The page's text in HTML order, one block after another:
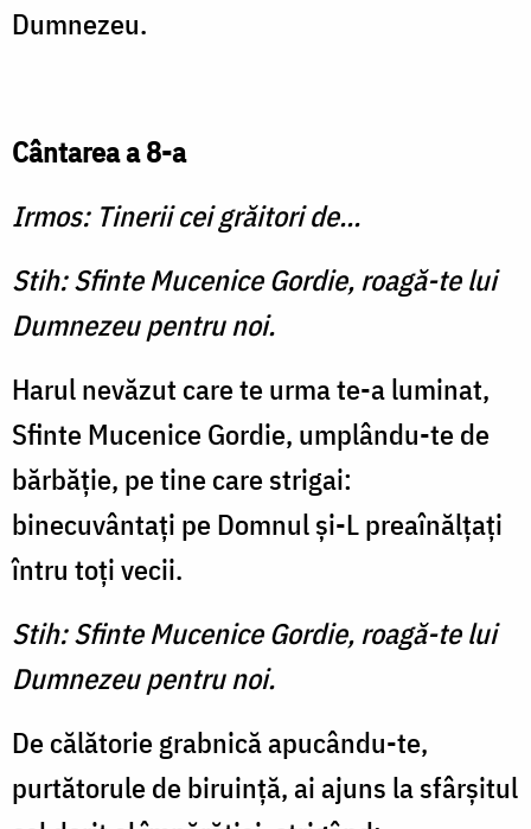
Dumnezeu.
Cântarea a 8-a
Irmos: Tinerii cei grăitori de...
Stih: Sfinte Mucenice Gordie, roagă-te lui
Dumnezeu pentru noi.
Harul nevăzut care te urma te-a luminat,
Sfinte Mucenice Gordie, umplându-te de
bărbăţie, pe tine care strigai:
binecuvântaţi pe Domnul şi-L preaînălţaţi
întru toţi vecii.
Stih: Sfinte Mucenice Gordie, roagă-te lui
Dumnezeu pentru noi.
De călătorie grabnică apucându-te,
purtătorule de biruinţă, ai ajuns la sfârşitul